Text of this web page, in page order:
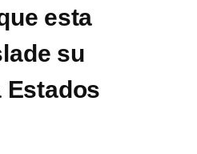
esta
su
Estados